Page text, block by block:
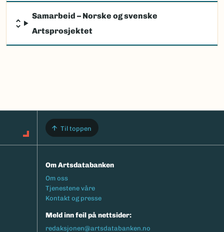
Samarbeid – Norske og svenske
Artsprosjektet
Til toppen
Om Artsdatabanken
Footermeny
Om oss
Tjenestene våre
Kontakt og presse
Meld inn feil på nettsider:
redaksjonen@artsdatabanken.no